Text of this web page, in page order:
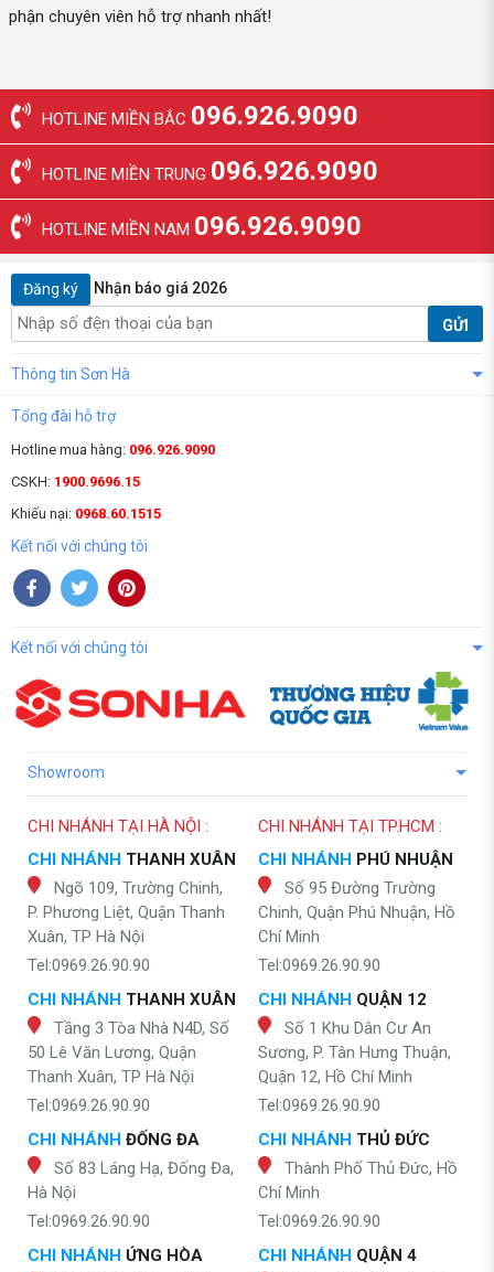
phận chuyên viên hỗ trợ nhanh nhất!
HOTLINE MIỀN BẮC 096.926.9090
HOTLINE MIỀN TRUNG 096.926.9090
HOTLINE MIỀN NAM 096.926.9090
Đăng ký Nhận báo giá 2026
GỬI
Thông tin Sơn Hà
Tổng đài hỗ trợ
Hotline mua hàng: 096.926.9090
CSKH: 1900.9696.15
Khiếu nại: 0968.60.1515
Kết nối với chúng tôi
Kết nối với chúng tôi
Showroom
CHI NHÁNH TẠI HÀ NỘI :
CHI NHÁNH THANH XUÂN
Ngõ 109, Trường Chinh,
P. Phương Liệt, Quận Thanh
Xuân, TP Hà Nội
Tel:0969.26.90.90
CHI NHÁNH THANH XUÂN
Tầng 3 Tòa Nhà N4D, Số
50 Lê Văn Lương, Quận
Thanh Xuân, TP Hà Nội
Tel:0969.26.90.90
CHI NHÁNH ĐỐNG ĐA
Số 83 Láng Hạ, Đống Đa,
Hà Nội
Tel:0969.26.90.90
CHI NHÁNH ỨNG HÒA
CHI NHÁNH TẠI TP.HCM :
CHI NHÁNH PHÚ NHUẬN
Số 95 Đường Trường
Chinh, Quận Phú Nhuận, Hồ
Chí Minh
Tel:0969.26.90.90
CHI NHÁNH QUẬN 12
Số 1 Khu Dân Cư An
Sương, P. Tân Hưng Thuận,
Quận 12, Hồ Chí Minh
Tel:0969.26.90.90
CHI NHÁNH THỦ ĐỨC
Thành Phố Thủ Đức, Hồ
Chí Minh
Tel:0969.26.90.90
CHI NHÁNH QUẬN 4